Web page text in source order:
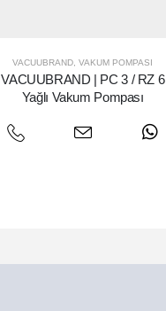
VACUUBRAND,VAKUM POMPASI
VACUUBRAND | PC 3 / RZ 6
Yağlı Vakum Pompası